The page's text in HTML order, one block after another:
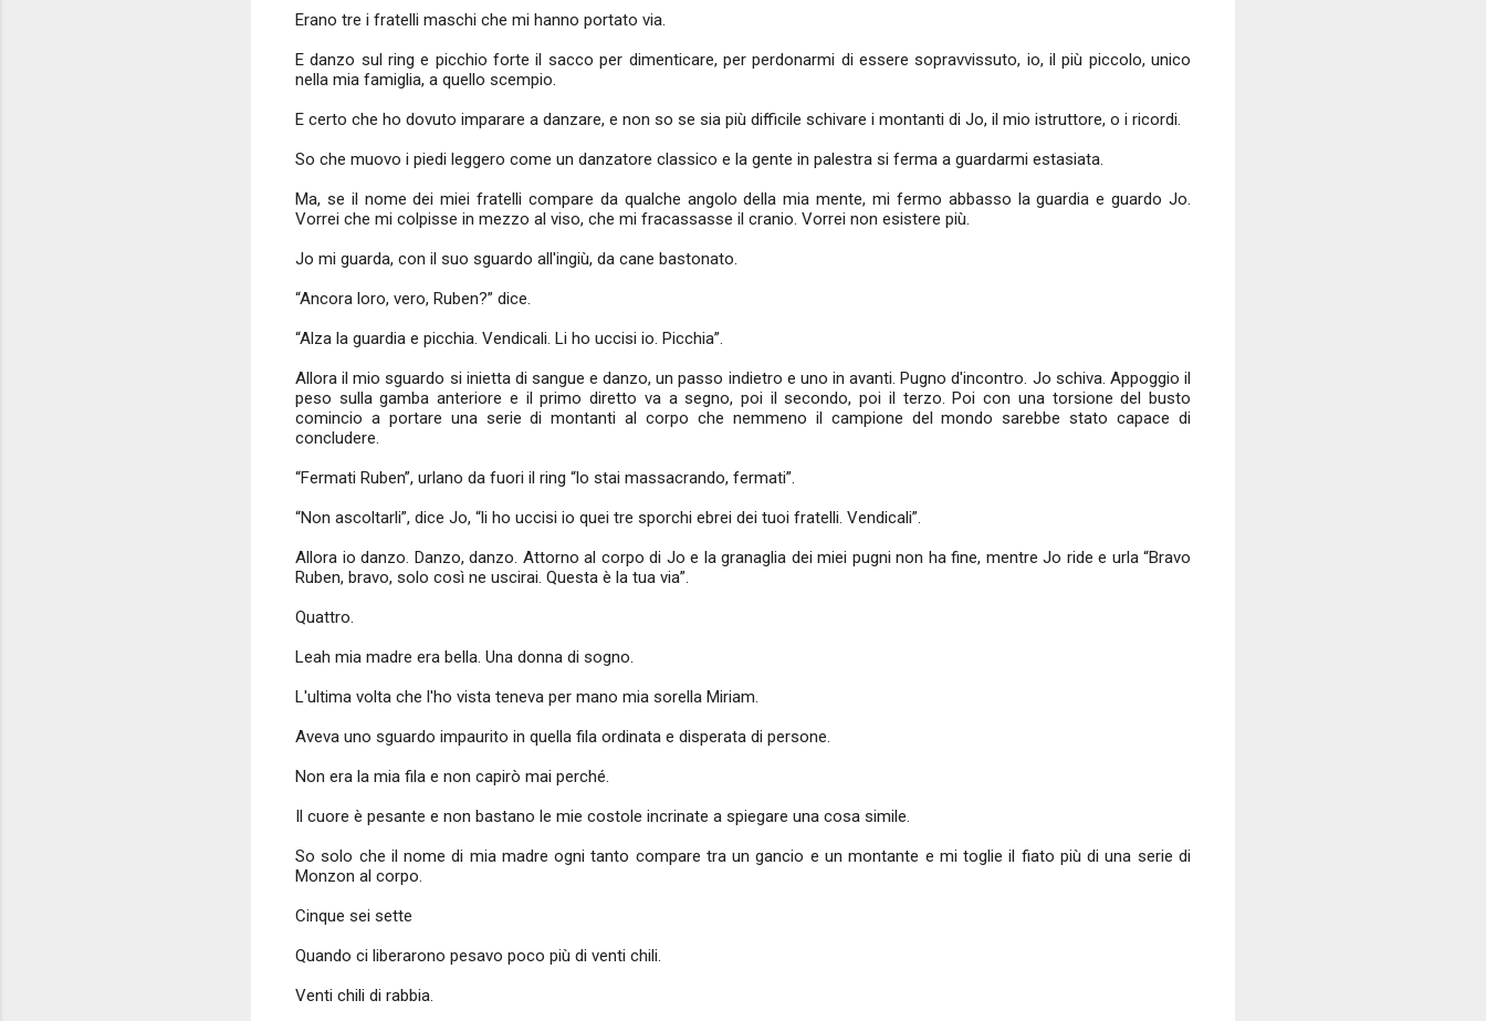
Erano tre i fratelli maschi che mi hanno portato via.
E danzo sul ring e picchio forte il sacco per dimenticare, per perdonarmi di essere sopravvissuto, io, il più piccolo, unico
nella mia famiglia, a quello scempio.
E certo che ho dovuto imparare a danzare, e non so se sia più difficile schivare i montanti di Jo, il mio istruttore, o i ricordi.
So che muovo i piedi leggero come un danzatore classico e la gente in palestra si ferma a guardarmi estasiata.
Ma, se il nome dei miei fratelli compare da qualche angolo della mia mente, mi fermo abbasso la guardia e guardo Jo.
Vorrei che mi colpisse in mezzo al viso, che mi fracassasse il cranio. Vorrei non esistere più.
Jo mi guarda, con il suo sguardo all'ingiù, da cane bastonato.
“Ancora loro, vero, Ruben?” dice.
“Alza la guardia e picchia. Vendicali. Li ho uccisi io. Picchia”.
Allora il mio sguardo si inietta di sangue e danzo, un passo indietro e uno in avanti. Pugno d'incontro. Jo schiva. Appoggio il
peso sulla gamba anteriore e il primo diretto va a segno, poi il secondo, poi il terzo. Poi con una torsione del busto
comincio a portare una serie di montanti al corpo che nemmeno il campione del mondo sarebbe stato capace di
concludere.
“Fermati Ruben”, urlano da fuori il ring “lo stai massacrando, fermati”.
“Non ascoltarli”, dice Jo, “li ho uccisi io quei tre sporchi ebrei dei tuoi fratelli. Vendicali”.
Allora io danzo. Danzo, danzo. Attorno al corpo di Jo e la granaglia dei miei pugni non ha fine, mentre Jo ride e urla “Bravo
Ruben, bravo, solo così ne uscirai. Questa è la tua via”.
Quattro.
Leah mia madre era bella. Una donna di sogno.
L'ultima volta che l'ho vista teneva per mano mia sorella Miriam.
Aveva uno sguardo impaurito in quella fila ordinata e disperata di persone.
Non era la mia fila e non capirò mai perché.
Il cuore è pesante e non bastano le mie costole incrinate a spiegare una cosa simile.
So solo che il nome di mia madre ogni tanto compare tra un gancio e un montante e mi toglie il fiato più di una serie di
Monzon al corpo.
Cinque sei sette
Quando ci liberarono pesavo poco più di venti chili.
Venti chili di rabbia.